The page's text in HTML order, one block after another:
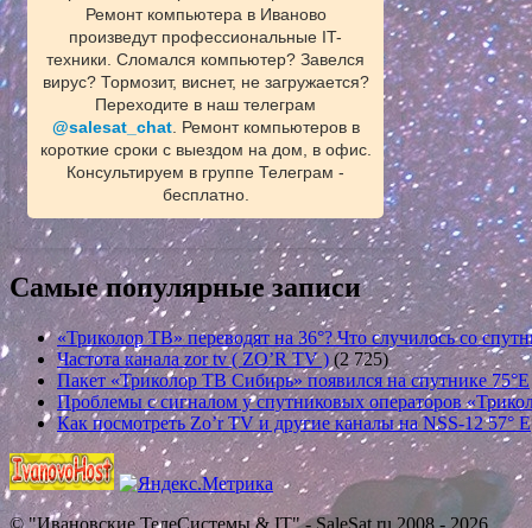
Ремонт компьютера в Иваново
произведут профессиональные IT-
техники. Сломался компьютер? Завелся
вирус? Тормозит, виснет, не загружается?
Переходите в наш телеграм
@salesat_chat. Ремонт компьютеров в
короткие сроки с выездом на дом, в офис.
Консультируем в группе Телеграм -
бесплатно.
Самые популярные записи
«Триколор ТВ» переводят на 36°? Что случилось со
Частота канала zor tv ( ZO’R TV ) (2 725)
Пакет «Триколор ТВ Сибирь» появился на спутнике 75°E
Проблемы с сигналом у спутниковых операторов
Как посмотреть Zo’r TV и другие каналы на NSS-12 57° E
© "Ивановские ТелеСистемы & IT" - SaleSat.ru 2008 - 2026